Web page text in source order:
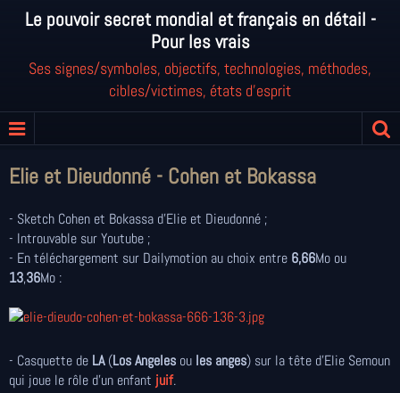
Le pouvoir secret mondial et français en détail -
Pour les vrais
Ses signes/symboles, objectifs, technologies, méthodes,
cibles/victimes, états d'esprit
Elie et Dieudonné - Cohen et Bokassa
- Sketch Cohen et Bokassa d'Elie et Dieudonné ;
- Introuvable sur Youtube ;
- En téléchargement sur Dailymotion au choix entre 6,66Mo ou
13,36Mo :
- Casquette de LA(Los Angeles ou les anges) sur la tête d'Elie Semoun
qui joue le rôle d'un enfant juif.